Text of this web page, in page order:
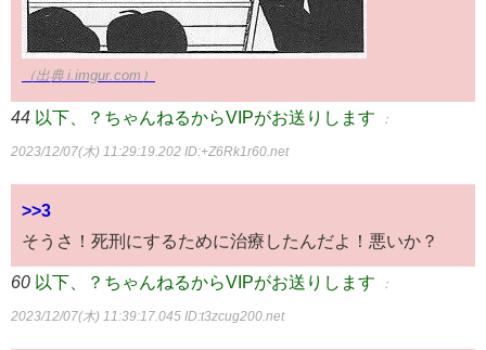
（出典 i.imgur.com）
44 以下、？ちゃんねるからVIPがお送りします ：
2023/12/07(木) 11:29:19.202 ID:+Z6Rk1r60.net
>>3
そうさ！死刑にするために治療したんだよ！悪いか？
60 以下、？ちゃんねるからVIPがお送りします ：
2023/12/07(木) 11:39:17.045 ID:t3zcug200.net